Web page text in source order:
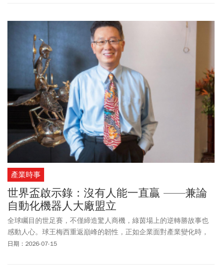
敵艦隊」西班牙，這場宿命對決也讓梅西與西班牙的淵源再度引起
討論。由於梅西職業生涯大部分時光在西班牙度過，他從17歲、
2004年正式代表巴塞隆納出場，直到2021年離隊，在巴塞隆納效力
了17個賽季。陣中更有許多昔日在巴塞隆納的戰友，這場「情懷與
榮耀」的對決，無疑將為本屆世界盃畫下最具話題性的句點。英格
蘭落敗賽後也出現檢討聲浪，尤其主帥圖赫爾(Thomas Tuchel)的調
度被直指是落敗主因；32歲明星前鋒凱恩(Harry Kane)充滿遺憾，他
說：「一球領先後只想死守，這樣的踢法在世界盃根本行不通。」
賽後鏡頭捕捉球星貝林漢姆（Jude Bellingham）在終場哨響後疑似
情緒失控，竟從背後偷襲21歲小將巴科（Valentin Barco），一巴掌
拍在對方後腦勺上，這段「看似無挑釁卻動手」的影片在網路上瘋
傳，也讓貝林漢姆慘遭痛批「輸不起」。
產業時事
世界盃啟示錄：沒有人能一直贏 ——兼論
自動化機器人大廠盟立
全球矚目的世足賽，不僅締造驚人商機，綠茵場上的逆轉勝故事也
感動人心。球王梅西重返巔峰的韌性，正如企業面對產業變化時，
唯有持續轉型，才能在新賽局找到成長機會。
日期：2026-07-15